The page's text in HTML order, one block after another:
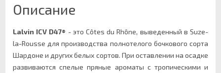
Описание
Lalvin ICV D47® - это Côtes du Rhône, выведенный в Suze-
la-Rousse для производства полнотелого бочкового сорта
Шардоне и других белых сортов. При оставлении на осадке
развиваются спелые пряные ароматы с тропическими и